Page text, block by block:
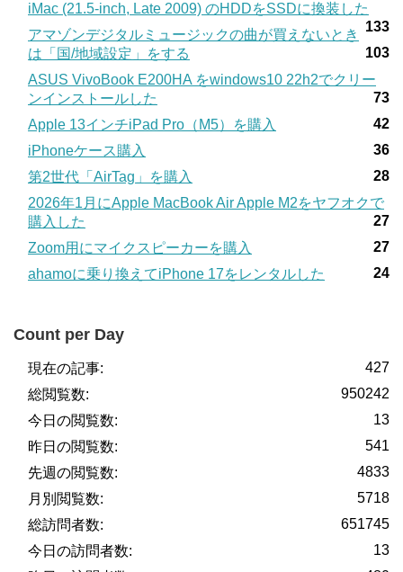
iMac (21.5-inch, Late 2009) のHDDをSSDに換装した
133
アマゾンデジタルミュージックの曲が買えないとき
は「国/地域設定」をする
103
ASUS VivoBook E200HA をwindows10 22h2でクリー
ンインストールした
73
Apple 13インチiPad Pro（M5）を購入
42
iPhoneケース購入
36
第2世代「AirTag」を購入
28
2026年1月にApple MacBook Air Apple M2をヤフオクで
購入した
27
Zoom用にマイクスピーカーを購入
27
ahamoに乗り換えてiPhone 17をレンタルした
24
Count per Day
427
現在の記事:
950242
総閲覧数:
13
今日の閲覧数:
541
昨日の閲覧数:
4833
先週の閲覧数:
5718
月別閲覧数:
651745
総訪問者数:
13
今日の訪問者数: